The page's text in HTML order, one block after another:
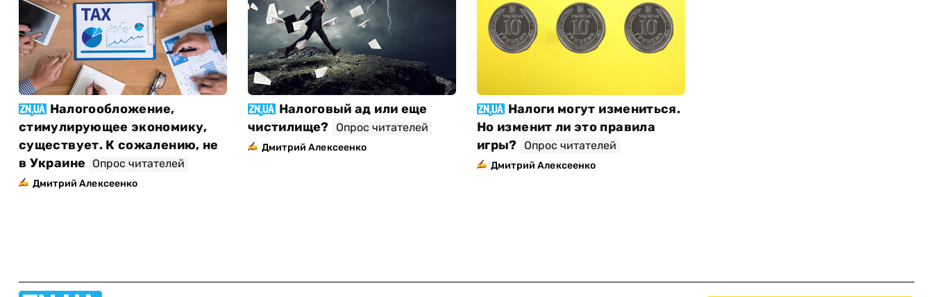
Налогообложение,
стимулирующее экономику,
существует. К сожалению, не
в Украине
Опрос читателей
Дмитрий Алексеенко
Налоговый ад или еще
чистилище?
Опрос читателей
Дмитрий Алексеенко
Налоги могут измениться.
Но изменит ли это правила
игры?
Опрос читателей
Дмитрий Алексеенко